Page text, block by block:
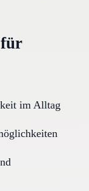
für
im Alltag